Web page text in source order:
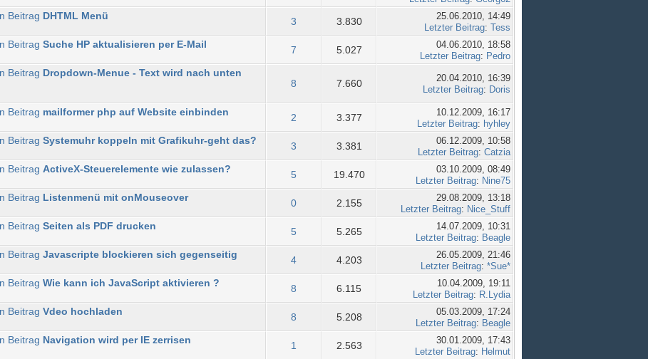
DHTML Menü 3 3.830
25.06.2010, 14:49
Letzter Beitrag: Tess
Suche HP aktualisieren per E-Mail 7 5.027
04.06.2010, 18:58
Letzter Beitrag: Pedro
Dropdown-Menue - Text wird nach unten
8 7.660
20.04.2010, 16:39
Letzter Beitrag: Doris
mailformer php auf Website einbinden 2 3.377
10.12.2009, 16:17
Letzter Beitrag: hyhley
Systemuhr koppeln mit Grafikuhr-geht das? 3 3.381
06.12.2009, 10:58
Letzter Beitrag: Catzia
ActiveX-Steuerelemente wie zulassen? 5 19.470
03.10.2009, 08:49
Letzter Beitrag: Nine75
Listenmenü mit onMouseover 0 2.155
29.08.2009, 13:18
Letzter Beitrag: Nice_Stuff
Seiten als PDF drucken 5 5.265
14.07.2009, 10:31
Letzter Beitrag: Beagle
Javascripte blockieren sich gegenseitig 4 4.203
26.05.2009, 21:46
Letzter Beitrag: *Sue*
Wie kann ich JavaScript aktivieren ? 8 6.115
10.04.2009, 19:11
Letzter Beitrag: R.Lydia
Vdeo hochladen 8 5.208
05.03.2009, 17:24
Letzter Beitrag: Beagle
Navigation wird per IE zerrisen 1 2.563
30.01.2009, 17:43
Letzter Beitrag: Helmut